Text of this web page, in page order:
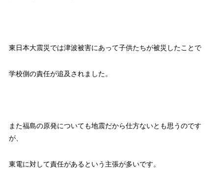
東日本大震災では津波被害にあって子供たちが被災したことで
学校側の責任が追及されました。
また福島の原発についても地震だから仕方ないとも思うのです
が、
東電に対して責任があるという主張が多いです。